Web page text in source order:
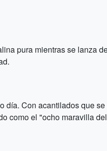
pura mientras se lanza
día. Con acantilados que
como el "ocho maravilla